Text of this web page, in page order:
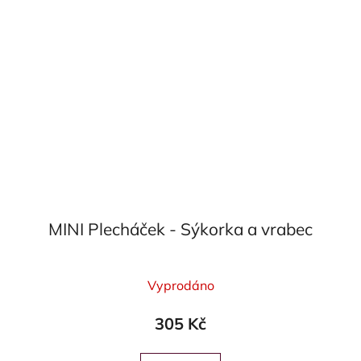
MINI Plecháček - Sýkorka a vrabec
hodnocení
je
5,0
Vyprodáno
305 Kč